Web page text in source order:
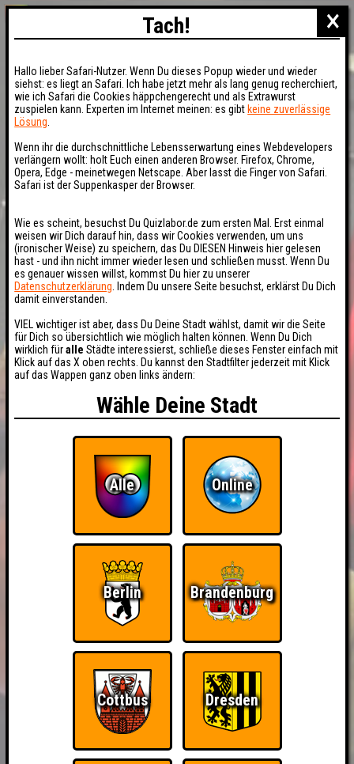
×
Tach!
Hallo lieber Safari-Nutzer. Wenn Du dieses Popup wieder und wieder
siehst: es liegt an Safari. Ich habe jetzt mehr als lang genug recherchiert,
wie ich Safari die Cookies häppchengerecht und als Extrawurst
zuspielen kann. Experten im Internet meinen: es gibt keine zuverlässige
Lösung
Wenn ihr die durchschnittliche Lebensserwartung eines Webdevelopers
verlängern wollt: holt Euch einen anderen Browser. Firefox, Chrome,
Opera, Edge - meinetwegen Netscape. Aber lasst die Finger von Safari.
Safari ist der Suppenkasper der Browser.
Wie es scheint, besuchst Du Quizlabor.de zum ersten Mal. Erst einmal
weisen wir Dich darauf hin, dass wir Cookies verwenden, um uns
(ironischer Weise) zu speichern, das Du DIESEN Hinweis hier gelesen
hast - und ihn nicht immer wieder lesen und schließen musst. Wenn Du
es genauer wissen willst, kommst Du hier zu unserer
Datenschutzerklärung . Indem Du unsere Seite besuchst, erklärst Du Dich
damit einverstanden.
VIEL wichtiger ist aber, dass Du Deine Stadt wählst, damit wir die Seite
für Dich so übersichtlich wie möglich halten können. Wenn Du Dich
wirklich füralle Städte interessierst, schließe dieses Fenster einfach mit
Klick auf das X oben rechts. Du kannst den Stadtfilter jederzeit mit Klick
auf das Wappen ganz oben links ändern:
Wähle Deine Stadt
Alle Online
Berlin Brandenburg
Cottbus Dresden